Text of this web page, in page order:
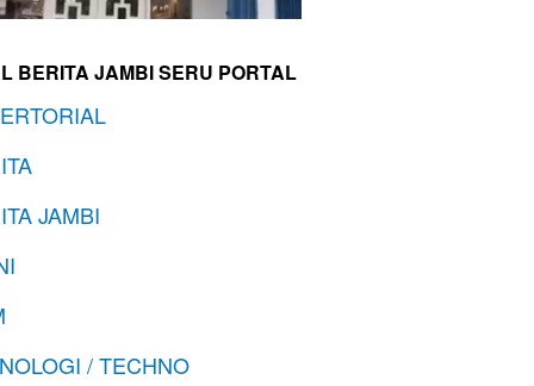
BERITA JAMBI SERU PORTAL
JAMBI
/ TECHNO